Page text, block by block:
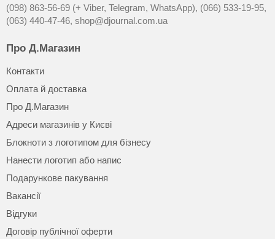
(098) 863-56-69 (+ Viber, Telegram, WhatsApp), (066) 533-19-95,
(063) 440-47-46, shop@djournal.com.ua
Про Д.Магазин
Контакти
Оплата й доставка
Про Д.Магазин
Адреси магазинів у Києві
Блокноти з логотипом для бізнесу
Нанести логотип або напис
Подарункове пакування
Вакансії
Відгуки
Договір публічної оферти